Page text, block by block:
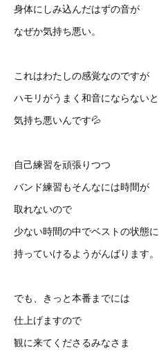
身体にしみ込んだはずの音が
なぜか気持ち悪い。
これはわたしの感覚なのですが
ハモリがうまく和音にならないと
気持ち悪いんです💦
自己練習を頑張りつつ
バンド練習もそんなには時間が
取れないので
少ない時間の中でベストの状態に
持っていけるようがんばります。
でも、きっと本番までには
仕上げますので
観に来てくださるみなさま